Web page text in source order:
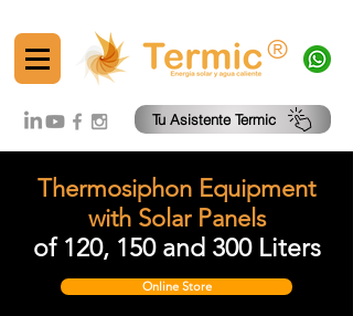
®
Tu Asistente Termic
Thermosiphon Equipment
with Solar Panels
of 120, 150 and 300 Liters
Online Store